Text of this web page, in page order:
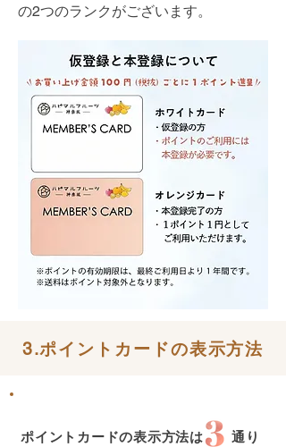
の2つのランクがございます。
3.ポイントカードの表示方法
ポイントカードの表示方法は 通り